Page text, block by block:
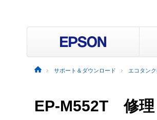
サポート＆ダウンロード エコタン
EP-M552T 修理